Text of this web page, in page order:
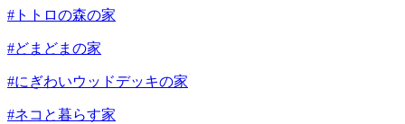
#トトロの森の家
#どまどまの家
#にぎわいウッドデッキの家
#ネコと暮らす家